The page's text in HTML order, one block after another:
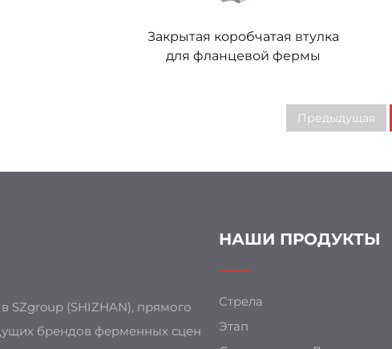
Закрытая коробчатая втулка
для фланцевой фермы
Предыдущая
SZgroup (SHIZHAN), прямого
брендов ферменных сцен
НАШИ ПРОДУКТЫ
Стрела
Этап